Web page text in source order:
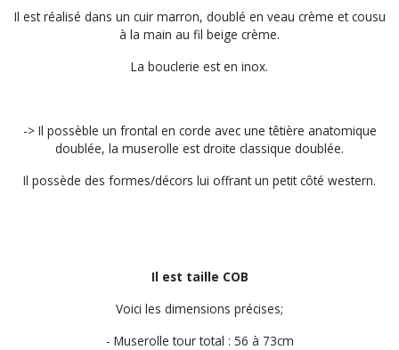
Il est réalisé dans un cuir marron, doublé en veau crème et cousu
à la main au fil beige crème.
La bouclerie est en inox.
-> Il possèble un frontal en corde avec une têtière anatomique
doublée, la muserolle est droite classique doublée.
Il possède des formes/décors lui offrant un petit côté western.
Il est taille COB
Voici les dimensions précises;
- Muserolle tour total : 56 à 73cm